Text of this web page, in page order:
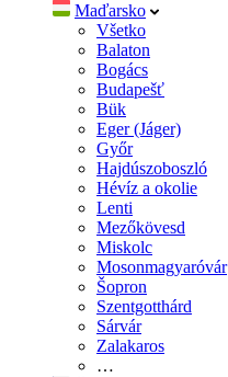
Maďarsko
Všetko
Balaton
Bogács
Budapešť
Bük
Eger (Jáger)
Győr
Hajdúszoboszló
Hévíz a okolie
Lenti
Mezőkövesd
Miskolc
Mosonmagyaróvár
Šopron
Szentgotthárd
Sárvár
Zalakaros
…